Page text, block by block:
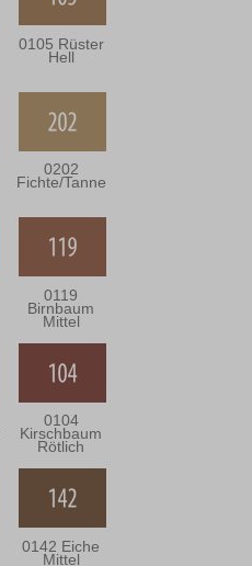
0105 Rüster
Hell
0202
Fichte/Tanne
0119
Birnbaum
Mittel
0104
Kirschbaum
Rötlich
0142 Eiche
Mittel